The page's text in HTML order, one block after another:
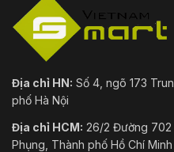
Môi
trường
CE-RoHS:
Địa chỉ HN: Số 4, ngõ 173
phố Hà Nội
Địa chỉ HCM: 26/2 Đường 702
Phụng, Thành phố Hồ Chí Minh